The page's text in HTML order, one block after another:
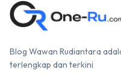
Blog Wawan Rudiantara
terlengkap dan terkini